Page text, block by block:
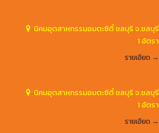
นิคมอุตสาหกรรมอมตะซิตี้ ชลบุรี จ.ชลบุรี
1 อัตรา
รายเอียด
นิคมอุตสาหกรรมอมตะซิตี้ ชลบุรี จ.ชลบุรี
1 อัตรา
รายเอียด